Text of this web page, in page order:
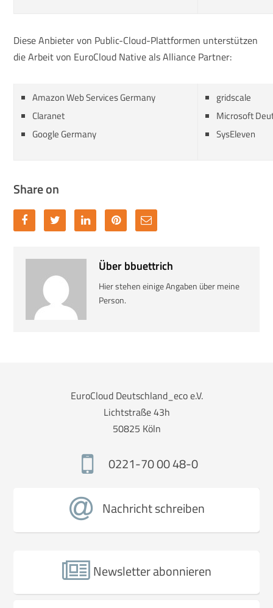
Diese Anbieter von Public-Cloud-Plattformen unterstützen
die Arbeit von EuroCloud Native als Alliance Partner:
Amazon Web Services Germany
Claranet
Google Germany
gridscale
Microsoft
SysEleven
Share on
Über bbuettrich
Hier stehen einige Angaben über meine
Person.
EuroCloud Deutschland_eco e.V.
Lichtstraße 43h
50825 Köln
0221-70 00 48-0
Nachricht schreiben
Newsletter abonnieren